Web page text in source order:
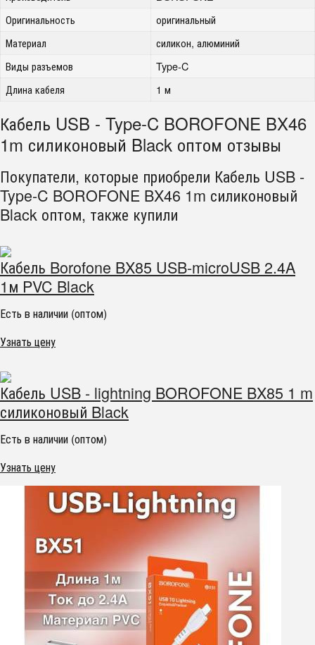
Оригинальность
оригинальный
Материал
силикон, алюминий
Виды разъемов
Type-C
Длина кабеля
1 м
Кабель USB - Type-C BOROFONE BX46
1m силиконовый Black оптом отзывы
Покупатели, которые приобрели Кабель USB -
Type-C BOROFONE BX46 1m силиконовый
Black оптом, также купили
Кабель Borofone BX85 USB-microUSB 2.4A
1м PVC Black
Есть в наличии (оптом)
Узнать цену
Кабель USB - lightning BOROFONE BX85 1 m
силиконовый Black
Есть в наличии (оптом)
Узнать цену